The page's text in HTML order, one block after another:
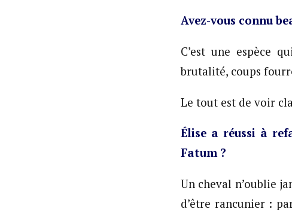
Avez-vous connu
C’est une espèce
brutalité, coups
Le tout est de voir
Élise a réussi à
Fatum ?
Un cheval n’oublie
d’être rancunier :